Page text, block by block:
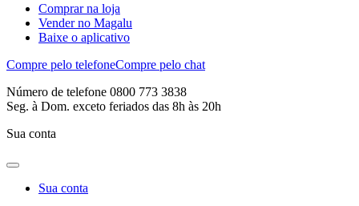
Comprar na loja
Vender no Magalu
Baixe o aplicativo
Compre pelo telefoneCompre pelo chat
Número de telefone 0800 773 3838
Seg. à Dom. exceto feriados das 8h às 20h
Sua conta
Sua conta